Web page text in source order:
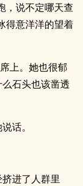
，说不定哪天查
得意洋洋的望着
上。她也很郁
石头也该凿透
话。
进了人群里